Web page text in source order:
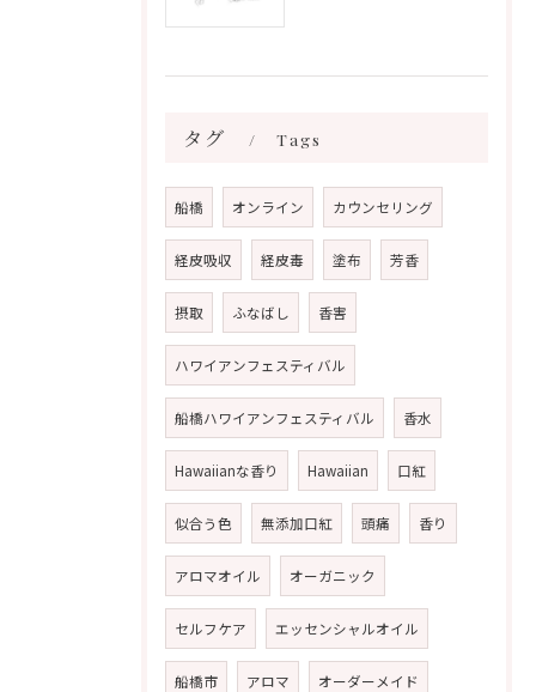
タグ Tags
船橋 オンライン カウンセリング
経皮吸収 経皮毒 塗布 芳香
摂取 ふなばし 香害
ハワイアンフェスティバル
船橋ハワイアンフェスティバル 香水
Hawaiianな香り Hawaiian 口紅
似合う色 無添加口紅 頭痛 香り
アロマオイル オーガニック
セルフケア エッセンシャルオイル
船橋市 アロマ オーダーメイド